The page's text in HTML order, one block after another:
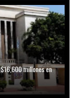
millones en